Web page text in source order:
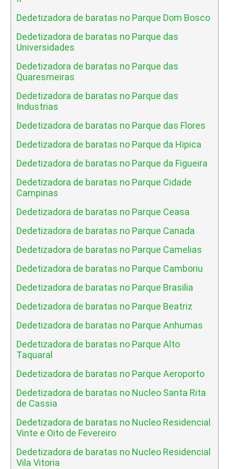
Dedetizadora de baratas no Parque Dom Bosco
Dedetizadora de baratas no Parque das
Universidades
Dedetizadora de baratas no Parque das
Quaresmeiras
Dedetizadora de baratas no Parque das
Industrias
Dedetizadora de baratas no Parque das Flores
Dedetizadora de baratas no Parque da Hipica
Dedetizadora de baratas no Parque da Figueira
Dedetizadora de baratas no Parque Cidade
Campinas
Dedetizadora de baratas no Parque Ceasa
Dedetizadora de baratas no Parque Canada
Dedetizadora de baratas no Parque Camelias
Dedetizadora de baratas no Parque Camboriu
Dedetizadora de baratas no Parque Brasilia
Dedetizadora de baratas no Parque Beatriz
Dedetizadora de baratas no Parque Anhumas
Dedetizadora de baratas no Parque Alto
Taquaral
Dedetizadora de baratas no Parque Aeroporto
Dedetizadora de baratas no Nucleo Santa Rita
de Cassia
Dedetizadora de baratas no Nucleo Residencial
Vinte e Oito de Fevereiro
Dedetizadora de baratas no Nucleo Residencial
Vila Vitoria